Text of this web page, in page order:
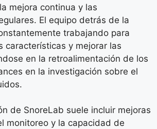
mejora continua y las
El equipo detrás de la
trabajando para
características y mejorar las
en la retroalimentación de los
en la investigación sobre el
de SnoreLab suele incluir mejoras
monitoreo y la capacidad de